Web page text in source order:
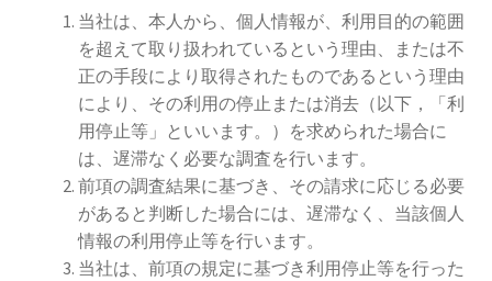
当社は、本人から、個人情報が、利用目的の範囲
を超えて取り扱われているという理由、または不
正の手段により取得されたものであるという理由
により、その利用の停止または消去（以下，「利
用停止等」といいます。）を求められた場合に
は、遅滞なく必要な調査を行います。
前項の調査結果に基づき、その請求に応じる必要
があると判断した場合には、遅滞なく、当該個人
情報の利用停止等を行います。
当社は、前項の規定に基づき利用停止等を行った